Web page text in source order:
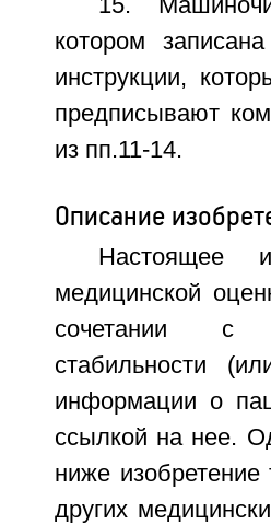
15.
котором
инструкции,
предписывают
из пп.11-14.
Описание
Настоящее
медицинской
сочетании с
стабильности
информации о
ссылкой на нее.
ниже
других